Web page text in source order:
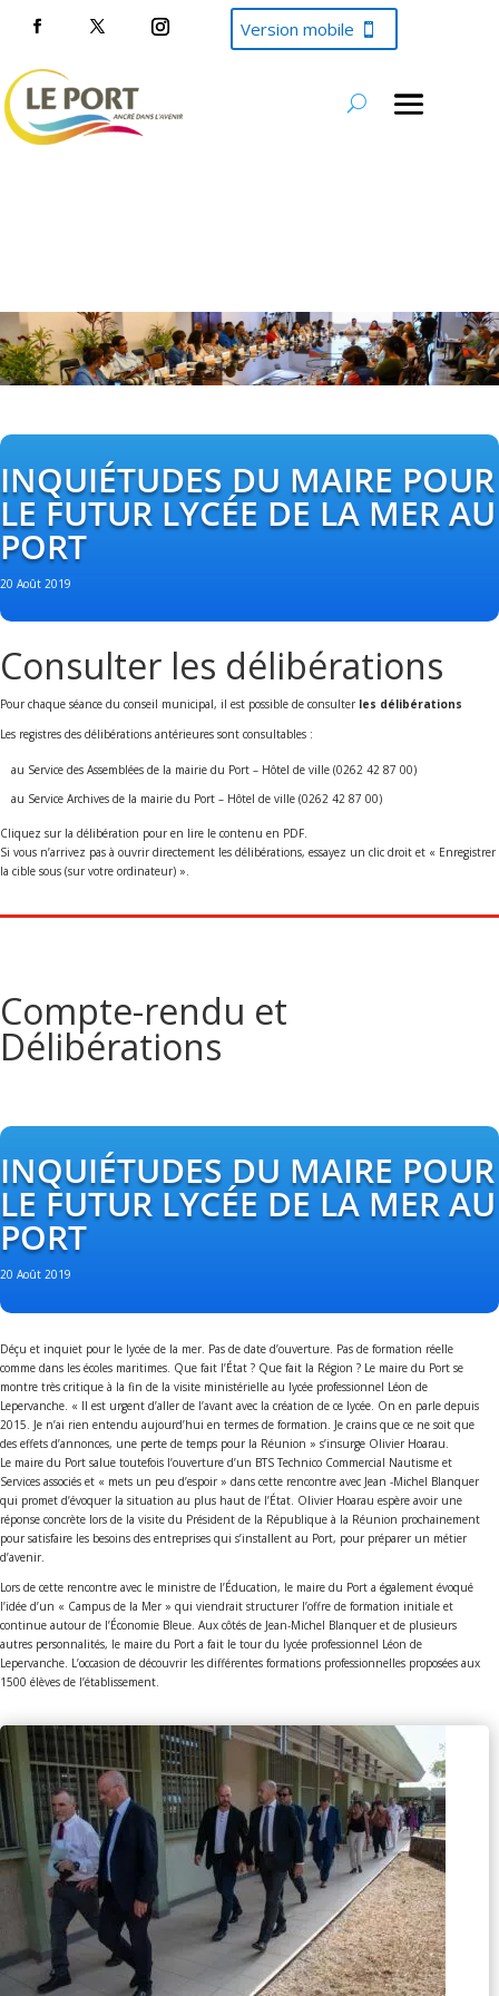
Version mobile
INQUIÉTUDES DU MAIRE POUR
LE FUTUR LYCÉE DE LA MER AU
PORT
20 Août 2019
Consulter les délibérations
Pour chaque séance du conseil municipal, il est possible de consulter les délibérations
Les registres des délibérations antérieures sont consultables :
au Service des Assemblées de la mairie du Port – Hôtel de ville (0262 42 87 00)
au Service Archives de la mairie du Port – Hôtel de ville (0262 42 87 00)
Cliquez sur la délibération pour en lire le contenu en PDF.
Si vous n’arrivez pas à ouvrir directement les délibérations, essayez un clic droit et « Enregistrer
la cible sous (sur votre ordinateur) ».
Compte-rendu et
Délibérations
INQUIÉTUDES DU MAIRE POUR
LE FUTUR LYCÉE DE LA MER AU
PORT
20 Août 2019
Déçu et inquiet pour le lycée de la mer. Pas de date d’ouverture. Pas de formation réelle
comme dans les écoles maritimes. Que fait l’État ? Que fait la Région ? Le maire du Port se
montre très critique à la fin de la visite ministérielle au lycée professionnel Léon de
Lepervanche. « Il est urgent d’aller de l’avant avec la création de ce lycée. On en parle depuis
2015. Je n’ai rien entendu aujourd’hui en termes de formation. Je crains que ce ne soit que
des effets d’annonces, une perte de temps pour la Réunion » s’insurge Olivier Hoarau.
Le maire du Port salue toutefois l’ouverture d’un BTS Technico Commercial Nautisme et
Services associés et « mets un peu d’espoir » dans cette rencontre avec Jean -Michel Blanquer
qui promet d’évoquer la situation au plus haut de l’État. Olivier Hoarau espère avoir une
réponse concrète lors de la visite du Président de la République à la Réunion prochainement
pour satisfaire les besoins des entreprises qui s’installent au Port, pour préparer un métier
d’avenir.
Lors de cette rencontre avec le ministre de l’Éducation, le maire du Port a également évoqué
l’idée d’un « Campus de la Mer » qui viendrait structurer l’offre de formation initiale et
continue autour de l’Économie Bleue. Aux côtés de Jean-Michel Blanquer et de plusieurs
autres personnalités, le maire du Port a fait le tour du lycée professionnel Léon de
Lepervanche. L’occasion de découvrir les différentes formations professionnelles proposées aux
1500 élèves de l’établissement.